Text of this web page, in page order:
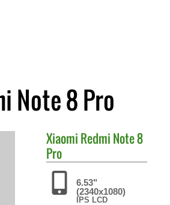
Note 8 Pro
Xiaomi Redmi Note 8
Pro
6.53"
(2340x1080)
IPS LCD